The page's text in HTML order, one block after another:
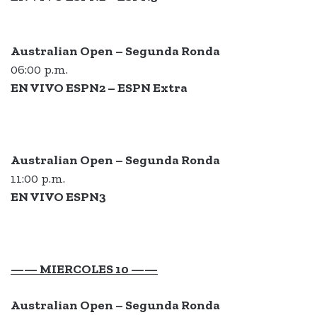
Australian Open – Segunda Ronda
06:00 p.m.
EN VIVO ESPN2 – ESPN Extra
Australian Open – Segunda Ronda
11:00 p.m.
EN VIVO ESPN3
—— MIERCOLES 10 ——
Australian Open – Segunda Ronda